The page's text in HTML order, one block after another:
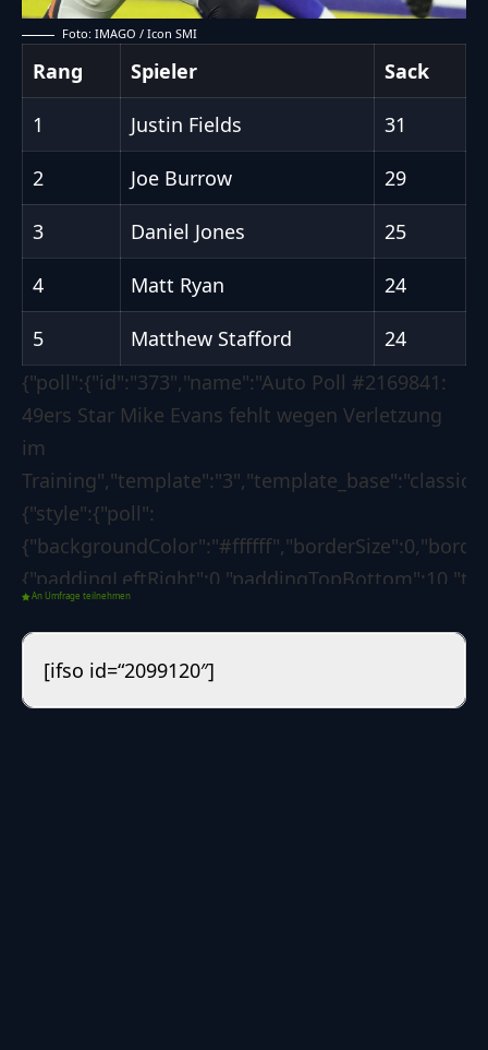
Foto: IMAGO / Icon SMI
Rang Spieler Sack
1 Justin Fields 31
2 Joe Burrow 29
3 Daniel Jones 25
4 Matt Ryan 24
5 Matthew Stafford
24
{"poll":{"id":"373","name":"Auto Poll #2169841:
49ers Star Mike Evans fehlt wegen Verletzung
im
{"style":{"poll":
[]},"options":{"poll":
An Umfrage teilnehmen
[ifso id=“2099120″]